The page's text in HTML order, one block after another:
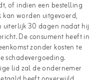
of indien een bestelling
worden uitgevoerd,
uiterlijk 30 dagen nadat hij
De consument heeft in
zonder kosten te
schadevergoeding.
lid zal de ondernemer